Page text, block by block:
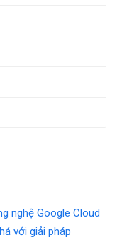
nghệ Google Cloud
với giải pháp